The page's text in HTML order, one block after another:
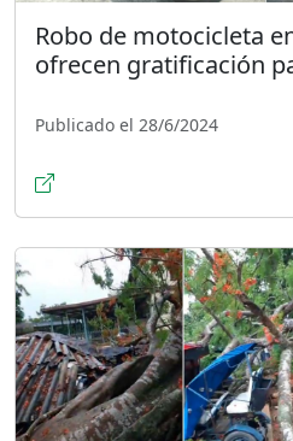
Robo de motocicleta
ofrecen gratificación
Publicado el 28/6/2024